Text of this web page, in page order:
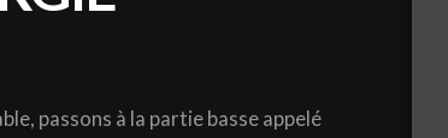
passons à la partie basse appelé